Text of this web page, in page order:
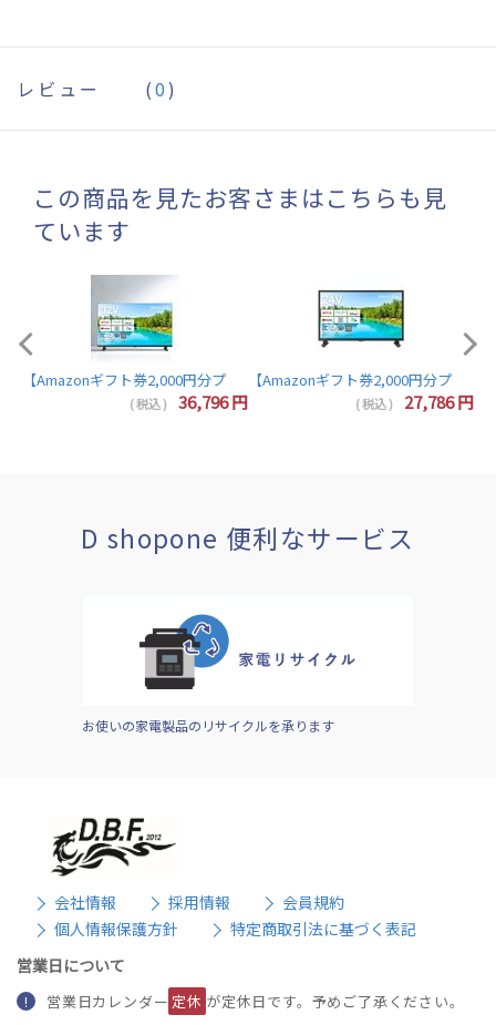
レビュー (0)
この商品を見たお客さまはこちらも見
ています
【Amazonギフト券2,000円分プレゼント】東芝 レグザ テレビ 32インチ
( 税込 ) 36,796円 ( 税込 ) 27,786円
D shopone 便利なサービス
お使いの家電製品のリサイクルを承ります
会社情報 採用情報
会員規約
個人情報保護方針
特定商取引法に基づく表記
営業日について
! 営業日カレンダー 定休 が定休日です。予めご了承ください。